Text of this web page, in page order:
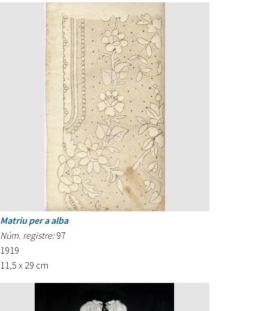
Matriu per a alba
Núm. registre: 97
1919
11,5 x 29 cm